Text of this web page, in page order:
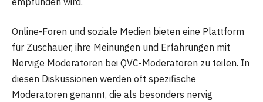
Online-Foren und soziale Medien bieten eine Plattform
für Zuschauer, ihre Meinungen und Erfahrungen mit
Nervige Moderatoren bei QVC-Moderatoren zu teilen. In
diesen Diskussionen werden oft spezifische
Moderatoren genannt, die als besonders nervig